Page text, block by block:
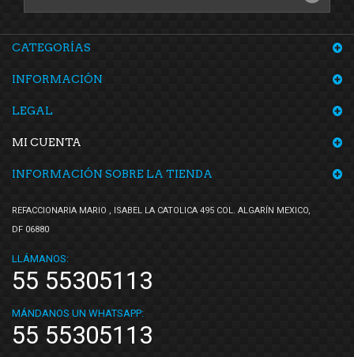
CATEGORÍAS
INFORMACIÓN
LEGAL
MI CUENTA
INFORMACIÓN SOBRE LA TIENDA
REFACCIONARIA MARIO , ISABEL LA CATOLICA 495 COL. ALGARÍN MEXICO,
DF 06880
LLÁMANOS:
55 55305113
MÁNDANOS UN WHATSAPP:
55 55305113